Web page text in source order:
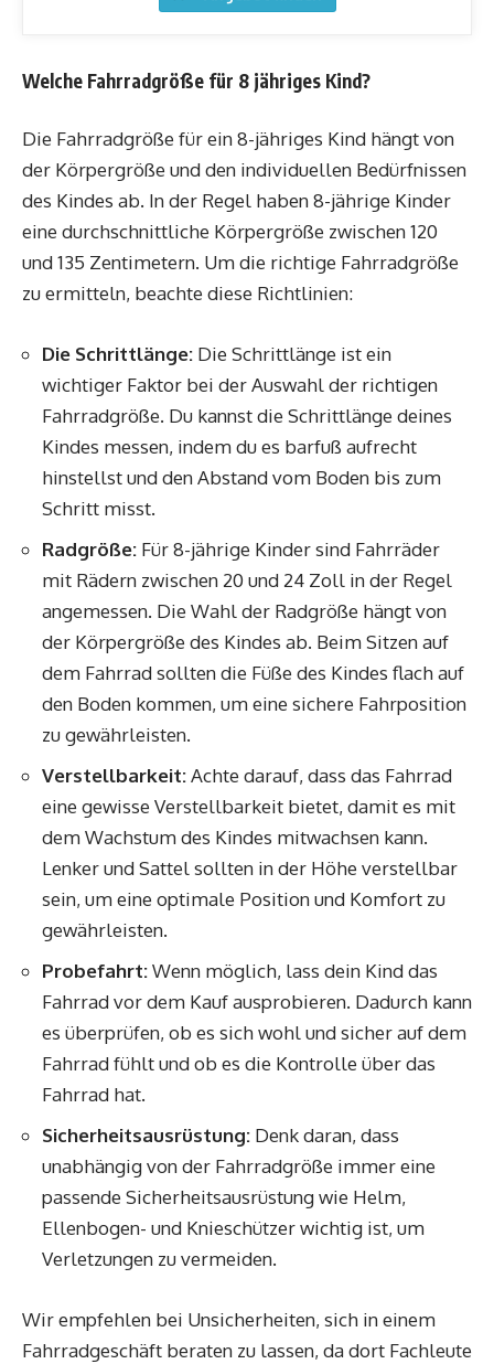
Welche Fahrradgröße für 8 jähriges Kind?
Die Fahrradgröße für ein 8-jähriges Kind hängt von
der Körpergröße und den individuellen Bedürfnissen
des Kindes ab. In der Regel haben 8-jährige Kinder
eine durchschnittliche Körpergröße zwischen 120
und 135 Zentimetern. Um die richtige Fahrradgröße
zu ermitteln, beachte diese Richtlinien:
Die Schrittlänge: Die Schrittlänge ist ein
wichtiger Faktor bei der Auswahl der richtigen
Fahrradgröße. Du kannst die Schrittlänge deines
Kindes messen, indem du es barfuß aufrecht
hinstellst und den Abstand vom Boden bis zum
Schritt misst.
Radgröße: Für 8-jährige Kinder sind Fahrräder
mit Rädern zwischen 20 und 24 Zoll in der Regel
angemessen. Die Wahl der Radgröße hängt von
der Körpergröße des Kindes ab. Beim Sitzen auf
dem Fahrrad sollten die Füße des Kindes flach auf
den Boden kommen, um eine sichere Fahrposition
zu gewährleisten.
Verstellbarkeit:Achte darauf, dass das Fahrrad
eine gewisse Verstellbarkeit bietet, damit es mit
dem Wachstum des Kindes mitwachsen kann.
Lenker und Sattel sollten in der Höhe verstellbar
sein, um eine optimale Position und Komfort zu
gewährleisten.
Probefahrt:Wenn möglich, lass dein Kind das
Fahrrad vor dem Kauf ausprobieren. Dadurch kann
es überprüfen, ob es sich wohl und sicher auf dem
Fahrrad fühlt und ob es die Kontrolle über das
Fahrrad hat.
Sicherheitsausrüstung: Denk daran, dass
unabhängig von der Fahrradgröße immer eine
passende Sicherheitsausrüstung wie Helm,
Ellenbogen- und Knieschützer wichtig ist, um
Verletzungen zu vermeiden.
Wir empfehlen bei Unsicherheiten, sich in einem
Fahrradgeschäft beraten zu lassen, da dort Fachleute